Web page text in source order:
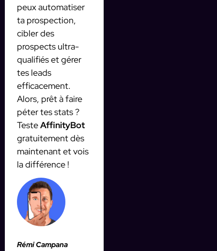
peux automatiser
ta prospection,
cibler des
prospects ultra-
qualifiés et gérer
tes leads
efficacement.
Alors, prêt à faire
péter tes stats ?
TesteAffinityBot
gratuitement dès
maintenant et vois
la différence !
Rémi Campana